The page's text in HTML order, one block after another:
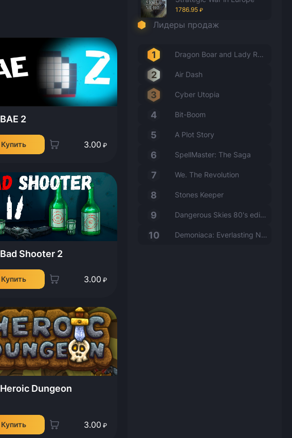
BAE 2
Купить 3.00 ₽
Bad Shooter 2
Купить 3.00 ₽
Heroic Dungeon
Купить 3.00 ₽
1786.95 ₽
Лидеры продаж
Dragon Boar and Lady Rabbit
Air Dash
Cyber Utopia
Bit-Boom
A Plot Story
SpellMaster: The Saga
We. The Revolution
Stones Keeper
Dangerous Skies 80's edition
Demoniaca: Everlasting Night